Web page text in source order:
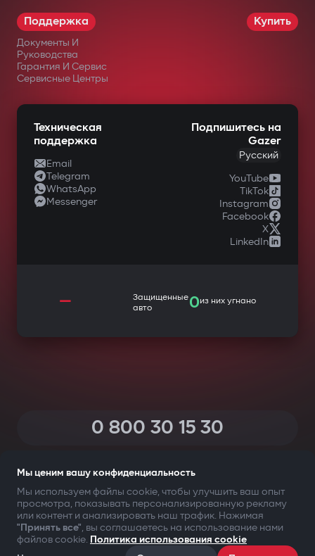
Поддержка
Документы И
Руководства
Гарантия И Сервис
Сервисные Центры
Купить
Техническая
поддержка
Email
Telegram
WhatsApp
Messenger
Подпишитесь на
Gazer
Русский
YouTube
TikTok
Instagram
Facebook
X
LinkedIn
—
Защищенные
авто
0из них угнано
0 800 30 15 30
ТВОЯ БЕЗОПАСНОСТЬ ПРЕЖДЕ ВСЕГО
©2009-2026Gazer Limited (UK) All rights reserved
Мы ценим вашу конфиденциальность
Мы используем файлы cookie, чтобы улучшить ваш опыт
просмотра, показывать персонализированную рекламу
или контент и анализировать наш трафик. Нажимая
"Принять все", вы соглашаетесь на использование нами
файлов cookie. Политика использования cookie